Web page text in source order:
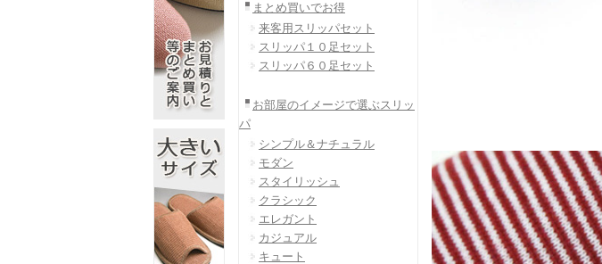
まとめ買いでお得
来客用スリッパセット
スリッパ１０足セット
スリッパ６０足セット
お部屋のイメージで選ぶスリッ
パ
シンプル＆ナチュラル
モダン
スタイリッシュ
クラシック
エレガント
カジュアル
キュート